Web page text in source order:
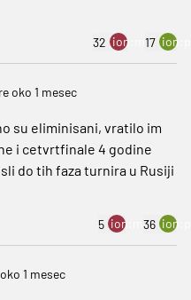
32 ion:minus
17
oko 1 mesec
su eliminisani, vratilo im
i cetvrtfinale 4 godine
do tih faza turnira u Rusiji
5 ion:minus
36
1 mesec